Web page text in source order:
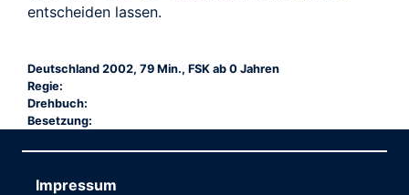
entscheiden lassen.
Deutschland 2002, 79 Min., FSK ab 0 Jahren
Regie:
Drehbuch:
Besetzung:
Impressum